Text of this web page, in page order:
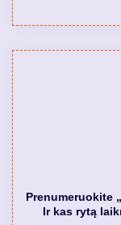
Prenumeruokite
Ir kas rytą